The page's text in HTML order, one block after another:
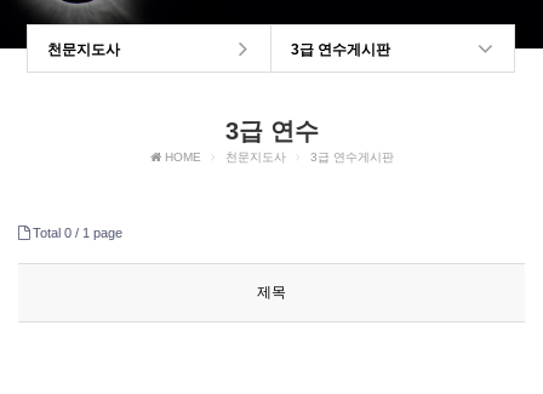
천문지도사 3급 연수게시판
3급 연수
HOME 천문지도사 3급 연수게시판
Total 0 / 1 page
제목